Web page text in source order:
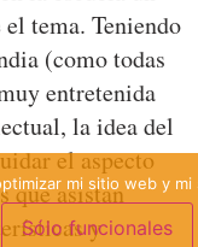
tema. Teniendo
(como todas
entretenida
la idea del
el aspecto
que asistan
y
mi sitio web y mi
Sólo funcionales